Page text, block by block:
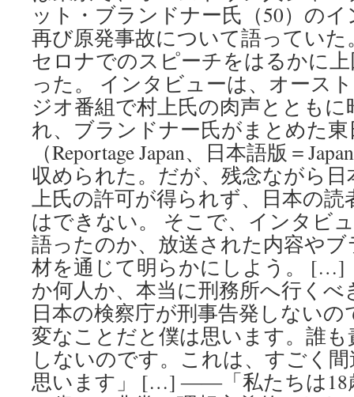
ット・ブランドナー氏（50）の
再び原発事故について語ってい
セロナでのスピーチをはるかに
った。 インタビューは、オース
ジオ番組で村上氏の肉声とともに
れ、ブランドナー氏がまとめた
（Reportage Japan、日本語版＝
収められた。だが、残念ながら
上氏の許可が得られず、日本の
はできない。 そこで、インタビ
語ったのか、放送された内容や
材を通じて明らかにしよう。 […]
か何人か、本当に刑務所へ行く
日本の検察庁が刑事告発しない
変なことだと僕は思います。誰
しないのです。これは、すごく
思います」 […] ――「私たちは18